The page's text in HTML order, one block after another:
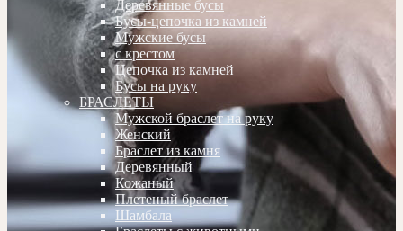
Деревянные бусы
Бусы-цепочка из камней
Мужские бусы
с крестом
Цепочка из камней
Бусы на руку
БРАСЛЕТЫ
Мужской браслет на руку
Женский
Браслет из камня
Деревянный
Кожаный
Плетеный браслет
Шамбала